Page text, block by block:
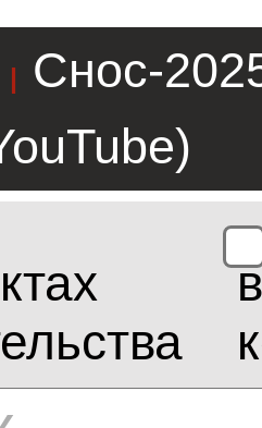
|
Снос-
в